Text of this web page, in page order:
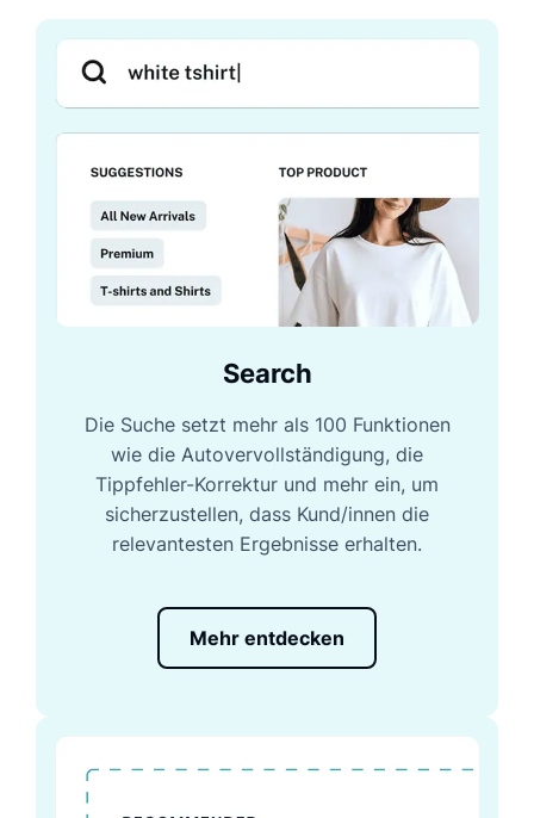
Search
Die Suche setzt mehr als 100 Funktionen
wie die Autovervollständigung, die
Tippfehler-Korrektur und mehr ein, um
sicherzustellen, dass Kund/innen die
relevantesten Ergebnisse erhalten.
Mehr entdecken